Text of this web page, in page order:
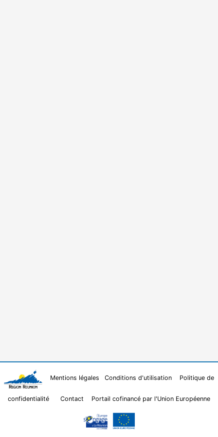
Mentions légales Conditions d'utilisation Politique de
confidentialité Contact Portail cofinancé par l'Union Européenne